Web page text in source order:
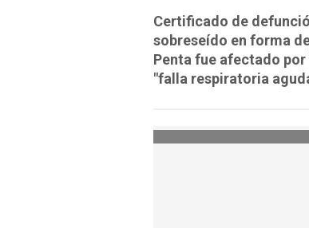
Certificado de
sobreseído en forma
Penta fue afectado
"falla respiratoria